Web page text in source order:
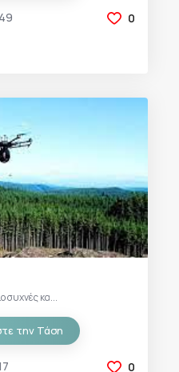
0
συχνές κα...
την Τάση
0